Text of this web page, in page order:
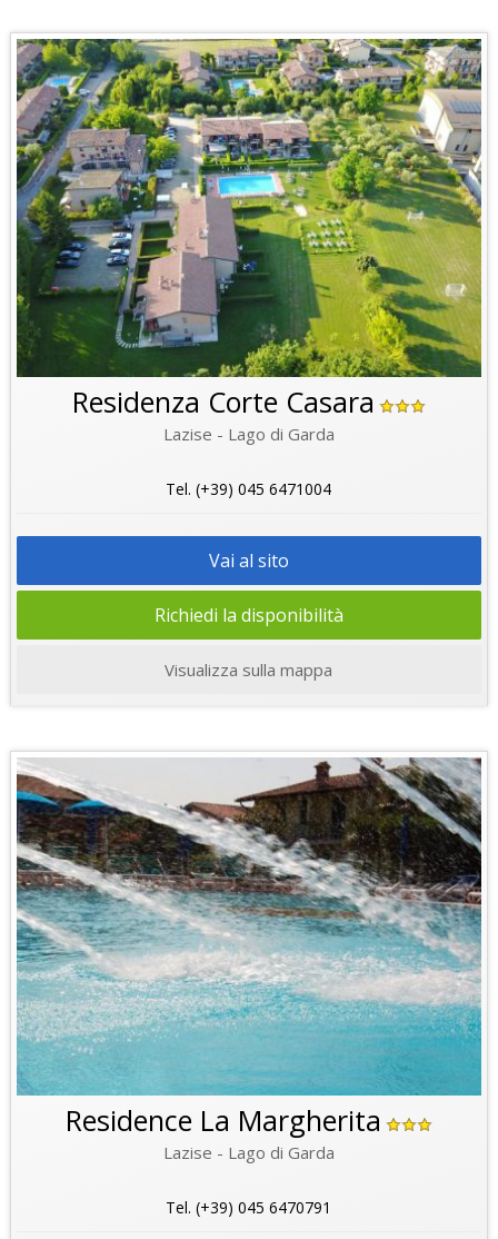
Residenza Corte Casara
Lazise - Lago di Garda
Tel. (+39) 045 6471004
Vai al sito
Richiedi la disponibilità
Visualizza sulla mappa
Residence La Margherita
Lazise - Lago di Garda
Tel. (+39) 045 6470791